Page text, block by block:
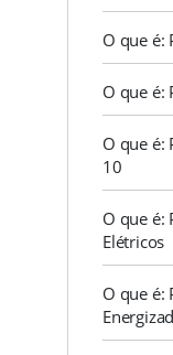
O que é:
O que é:
O que é:
10
O que é:
Elétricos
O que é: